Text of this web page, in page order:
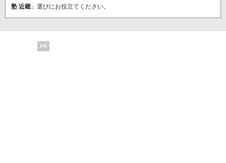
塾 近畿」選びにお役立てください。
PR